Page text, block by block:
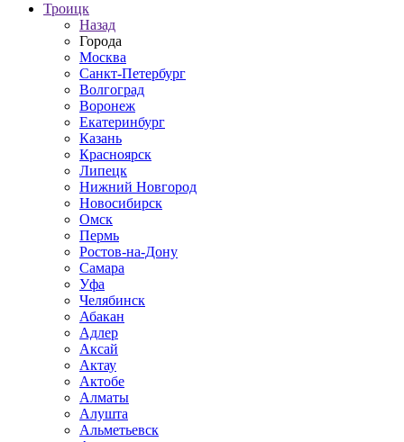
Троицк
Назад
Города
Москва
Санкт-Петербург
Волгоград
Воронеж
Екатеринбург
Казань
Красноярск
Липецк
Нижний Новгород
Новосибирск
Омск
Пермь
Ростов-на-Дону
Самара
Уфа
Челябинск
Абакан
Адлер
Аксай
Актау
Актобе
Алматы
Алушта
Альметьевск